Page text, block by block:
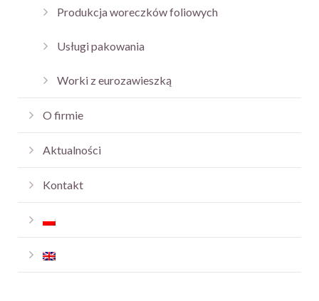
Produkcja woreczków foliowych
Usługi pakowania
Worki z eurozawieszką
O firmie
Aktualności
Kontakt